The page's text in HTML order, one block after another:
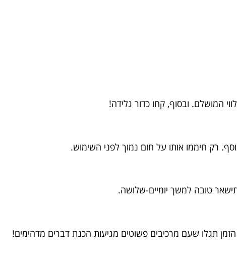
המושלם. ובסוף, קחו כדור גלידה!
רק חיממו אותו על חום נמוך לפני השימוש.
טובה למשך יומיים-שלושה.
תגלו שעם מרכיבים פשוטים מגיעות הכנת דברים מדהימים!